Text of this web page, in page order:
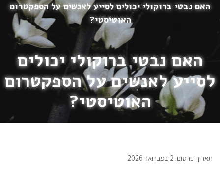
האם נבטי ברוקולי יכולים לסייע לאנשים על הספקטרום
האוטיסטי?
האם נבטי ברוקולי יכולים
לסייע לאנשים על הספקטרום
האוטיסטי?
תאריך פרסום: 2 בפברואר 2026